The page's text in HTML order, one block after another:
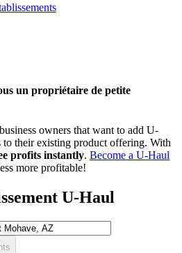
un propriétaire de petite
owners that want to add U-
to their existing product offering. With
profits instantly. Become a U-Haul
more profitable!
U-Haul